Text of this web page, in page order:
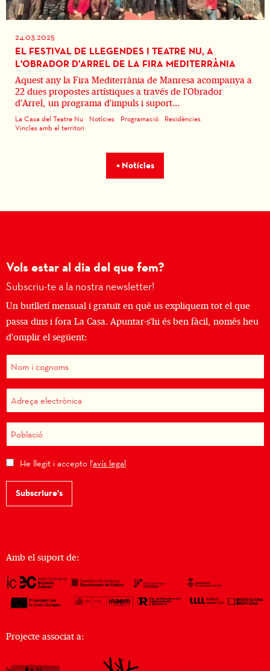
24.03.2025
EL FESTIVAL DE LLEGENDES I TEATRE NU, A
L'OBRADOR D'ARREL DE LA FIRA MEDITERRÀNIA
Aquest any la Fira Mediterrània de Manresa acompanya a
22 dues propostes artístiques a través de l'Obrador
d'Arrel, un programa d'impuls i suport...
La Casa del Teatre Nu Notícies Programació
Residències
Vincles amb el territori
+ Notícies
Vols estar al dia del que fem?
Subscriu-te a la nostra newsletter!
Un butlletí mensual i gratuït en què us expliquem tot el que
passa dins i fora La Casa. Apuntar-s'hi és ben fàcil, només heu
d'omplir el següent:
He llegit i accepto l'avís legal
Subscriure's
Amb el suport de:
Projecte associat a: